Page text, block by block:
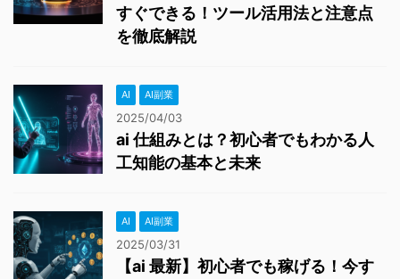
すぐできる！ツール活用法と注意点
を徹底解説
AI AI副業
2025/04/03
ai 仕組みとは？初心者でもわかる人
工知能の基本と未来
AI AI副業
2025/03/31
【ai 最新】初心者でも稼げる！今す